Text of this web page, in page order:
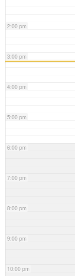
2:00 pm
3:00 pm
4:00 pm
5:00 pm
6:00 pm
7:00 pm
8:00 pm
9:00 pm
10:00 pm